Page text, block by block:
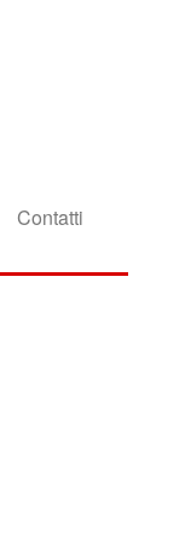
Contatti